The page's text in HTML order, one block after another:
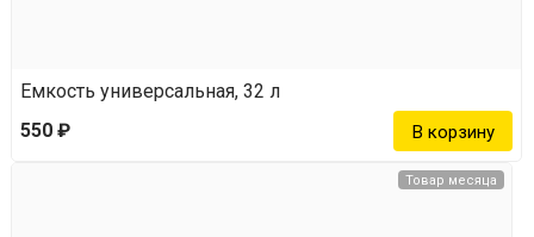
Емкость универсальная, 32 л
550 ₽
Товар месяца